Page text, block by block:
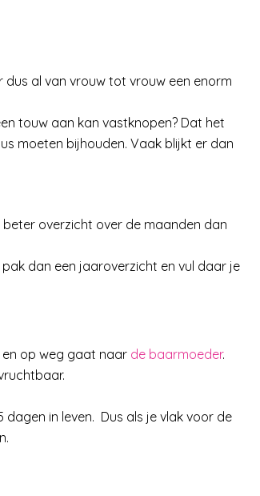
dus al van vrouw tot vrouw een enorm
touw aan kan vastknopen? Dat het
moeten bijhouden. Vaak blijkt er dan
overzicht over de maanden dan
dan een jaaroverzicht en vul daar je
op weg gaat naar de baarmoeder.
dagen in leven. Dus als je vlak voor de